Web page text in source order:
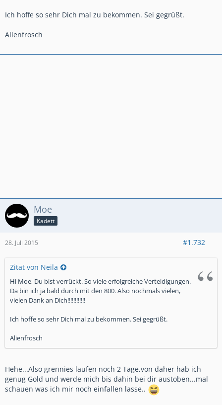
Ich hoffe so sehr Dich mal zu bekommen. Sei gegrüßt.
Alienfrosch
Moe
Kadett
28. Juli 2015 #1.732
Zitat von Neila
Hi Moe, Du bist verrückt. So viele erfolgreiche Verteidigungen.
Da bin ich ja bald durch mit den 800. Also nochmals vielen,
vielen Dank an Dich!!!!!!!!!!!!
Ich hoffe so sehr Dich mal zu bekommen. Sei gegrüßt.
Alienfrosch
Hehe...Also grennies laufen noch 2 Tage,von daher hab ich
genug Gold und werde mich bis dahin bei dir austoben...mal
schauen was ich mir noch einfallen lasse..